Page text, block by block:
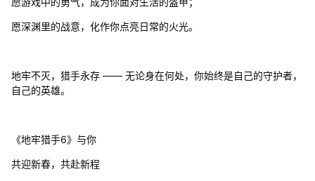
愿深渊里的战意，化作你点亮日常的火光。
地牢不灭，猎手永存 —— 无论身在何处，你始终是自己的守护者，
自己的英雄。
《地牢猎手6》与你
共迎新春，共赴新程